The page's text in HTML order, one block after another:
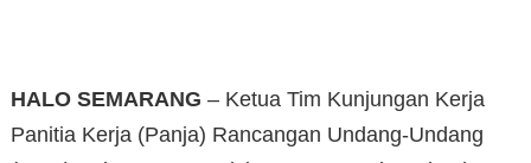
HALO SEMARANG – Ketua Tim Kunjungan Kerja
Panitia Kerja (Panja) Rancangan Undang-Undang